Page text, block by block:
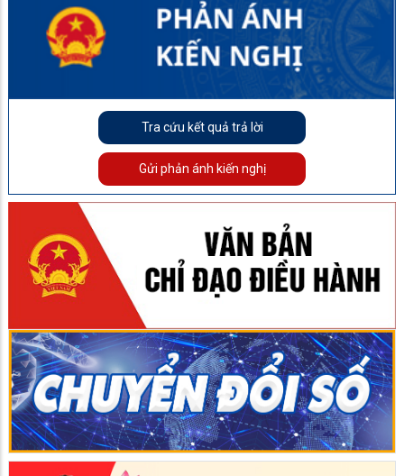
Tra cứu kết quả trả lời
Gửi phản ánh kiến nghị